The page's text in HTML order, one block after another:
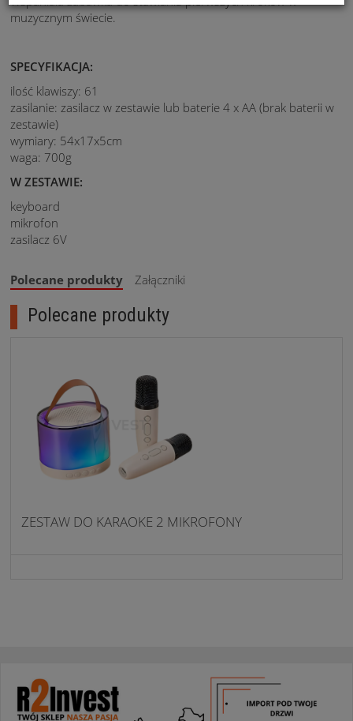
muzycznym świecie.
SPECYFIKACJA:
ilość klawiszy: 61
zasilanie: zasilacz w zestawie lub baterie 4 x AA (brak baterii w
zestawie)
wymiary: 54x17x5cm
waga: 700g
W ZESTAWIE:
keyboard
mikrofon
zasilacz 6V
Polecane produkty Załączniki
Polecane produkty
ZESTAW DO KARAOKE 2 MIKROFONY